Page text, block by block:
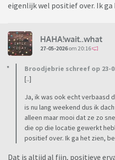
eigenlijk wel positief over. Ik ga
HAHA!wait..what
27-05-2026om 20:16
Broodjebrie schreef op 23-
[..]
Ja, ik was ook echt verbaasd
is nu lang weekend dus ik
alleen maar mooi dat ze zo
die op die locatie gewerkt
positief over. Ik ga het zien,
Dat is altijd al fijn, positieve